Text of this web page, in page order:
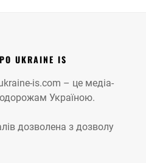
UKRAINE IS
is.com – це медіа-
Україною.
дозволена з дозволу